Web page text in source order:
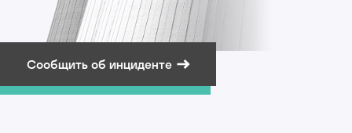
Сообщить об инциденте
Подписаться на рассылку